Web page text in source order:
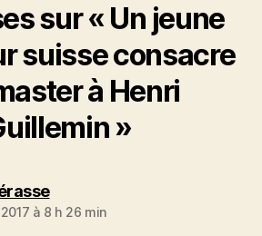
sur « Un jeune
suisse consacre
à Henri
»
dit :
à 8 h 26 min